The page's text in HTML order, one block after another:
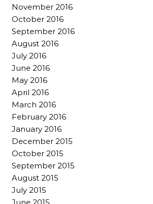
November 2016
October 2016
September 2016
August 2016
July 2016
June 2016
May 2016
April 2016
March 2016
February 2016
January 2016
December 2015
October 2015
September 2015
August 2015
July 2015
June 2015